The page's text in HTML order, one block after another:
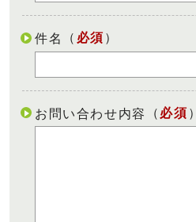
件名 （ 必須 ）
お問い合わせ内容 （ 必須 ）